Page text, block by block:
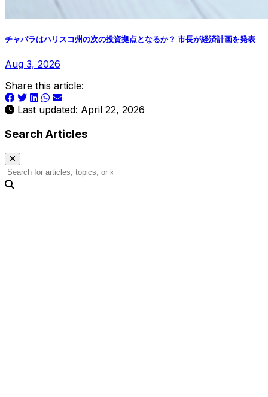
チャパラはハリスコ州の次の投資拠点となるか？ 市長が経済計画を発表
Aug 3, 2026
Share this article:
Last updated: April 22, 2026
Search Articles